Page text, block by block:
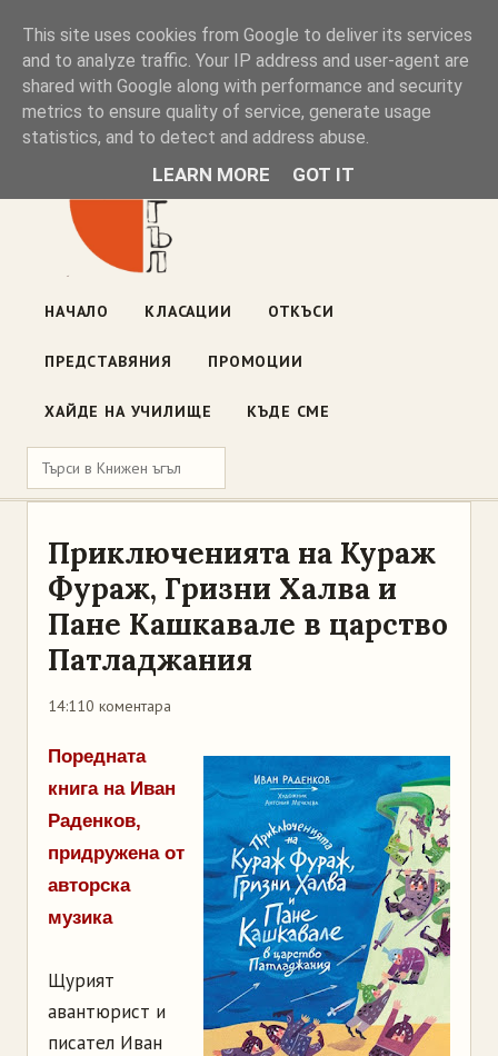
Книжен ъгъл
Блог на книжарницата — класации, откъси, нови книги
ул. „Оборище" 117, София· пон–пет 10:00–19:00 ·
НАЧАЛО КЛАСАЦИИ ОТКЪСИ
ПРЕДСТАВЯНИЯ ПРОМОЦИИ
ХАЙДЕ НА УЧИЛИЩЕ КЪДЕ СМЕ
Приключенията на Кураж
Фураж, Гризни Халва и
Пане Кашкавале в царство
Патладжания
14:110 коментара
Поредната
книга на Иван
Раденков,
придружена от
авторска
музика
Щурият
авантюрист и
писател Иван
This site uses cookies from Google to deliver its services
and to analyze traffic. Your IP address and user-agent are
shared with Google along with performance and security
metrics to ensure quality of service, generate usage
statistics, and to detect and address abuse.
LEARN MORE GOT IT